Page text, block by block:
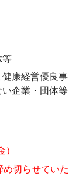
等
康経営優良事
企業・団体等
）
切らせていた